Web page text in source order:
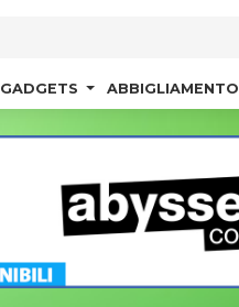
GADGETS ABBIGLIAMENTO